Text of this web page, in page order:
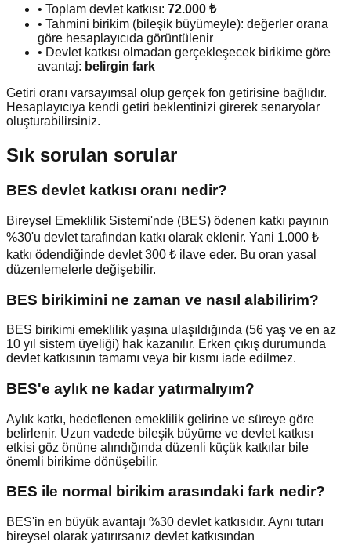
• Toplam devlet katkısı: 72.000 ₺
• Tahmini birikim (bileşik büyümeyle): değerler orana
göre hesaplayıcıda görüntülenir
• Devlet katkısı olmadan gerçekleşecek birikime göre
avantaj: belirgin fark
Getiri oranı varsayımsal olup gerçek fon getirisine bağlıdır.
Hesaplayıcıya kendi getiri beklentinizi girerek senaryolar
oluşturabilirsiniz.
Sık sorulan sorular
BES devlet katkısı oranı nedir?
Bireysel Emeklilik Sistemi'nde (BES) ödenen katkı payının
%30'u devlet tarafından katkı olarak eklenir. Yani 1.000 ₺
katkı ödendiğinde devlet 300 ₺ ilave eder. Bu oran yasal
düzenlemelerle değişebilir.
BES birikimini ne zaman ve nasıl alabilirim?
BES birikimi emeklilik yaşına ulaşıldığında (56 yaş ve en az
10 yıl sistem üyeliği) hak kazanılır. Erken çıkış durumunda
devlet katkısının tamamı veya bir kısmı iade edilmez.
BES'e aylık ne kadar yatırmalıyım?
Aylık katkı, hedeflenen emeklilik gelirine ve süreye göre
belirlenir. Uzun vadede bileşik büyüme ve devlet katkısı
etkisi göz önüne alındığında düzenli küçük katkılar bile
önemli birikime dönüşebilir.
BES ile normal birikim arasındaki fark nedir?
BES'in en büyük avantajı %30 devlet katkısıdır. Aynı tutarı
bireysel olarak yatırırsanız devlet katkısından